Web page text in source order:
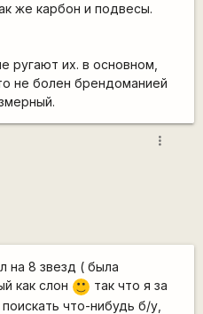
же карбон и подвесы.
ругают их. в основном,
не болен брендоманией
more_vert
на 8 звезд ( была
как слон
:)
так что я за
что-нибудь б/у,